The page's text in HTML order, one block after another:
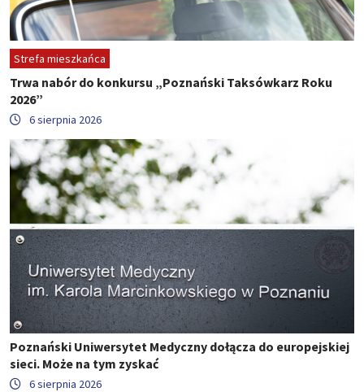
Strefa mieszkańca
Trwa nabór do konkursu „Poznański Taksówkarz Roku
2026”
6 sierpnia 2026
Poznański Uniwersytet Medyczny dołącza do europejskiej
sieci. Może na tym zyskać
6 sierpnia 2026